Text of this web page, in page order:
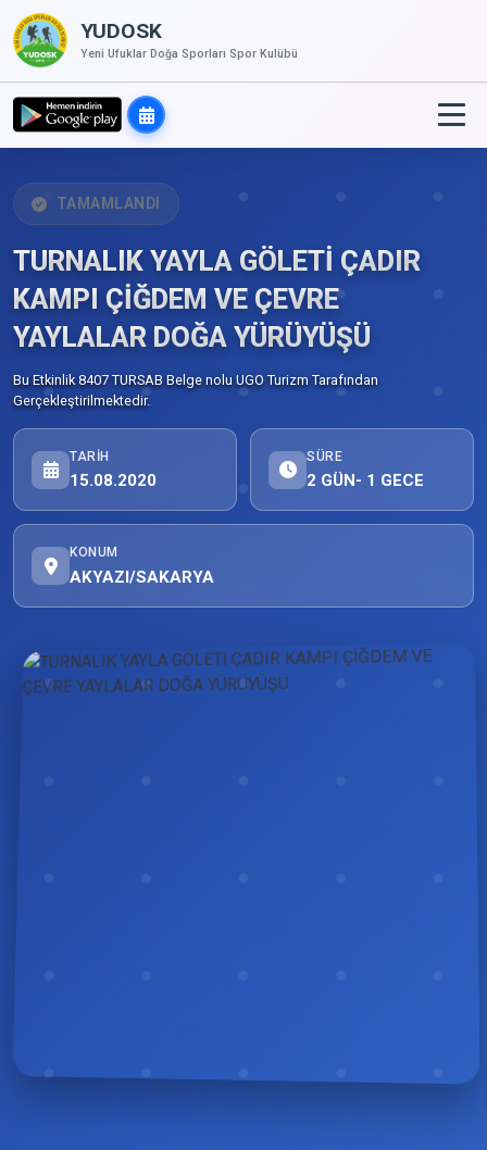
YUDOSK
Yeni Ufuklar Doğa Sporları Spor Kulübü
TAMAMLANDI
TURNALIK YAYLA GÖLETİ ÇADIR
KAMPI ÇİĞDEM VE ÇEVRE
YAYLALAR DOĞA YÜRÜYÜŞÜ
Bu Etkinlik 8407 TURSAB Belge nolu UGO Turizm Tarafından
Gerçekleştirilmektedir.
TARIH
15.08.2020
SÜRE
2 GÜN- 1 GECE
KONUM
AKYAZI/SAKARYA